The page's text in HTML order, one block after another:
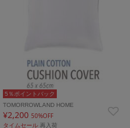
5％ポイントバック
TOMORROWLAND HOME
¥2,20050%OFF
タイムセール再入荷